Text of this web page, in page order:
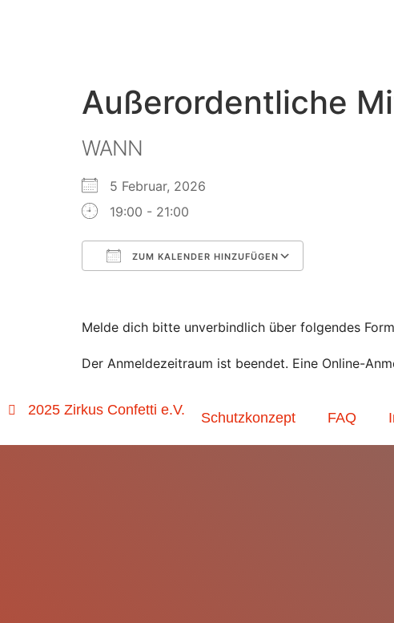
Außerordentliche
WANN
5 Februar, 2026
19:00 - 21:00
ZUM KALENDER HINZUFÜGEN
Melde dich bitte unverbindlich über folgendes
Der Anmeldezeitraum ist beendet. Eine Online-
2025 Zirkus Confetti e.V. Schutzkonzept FAQ